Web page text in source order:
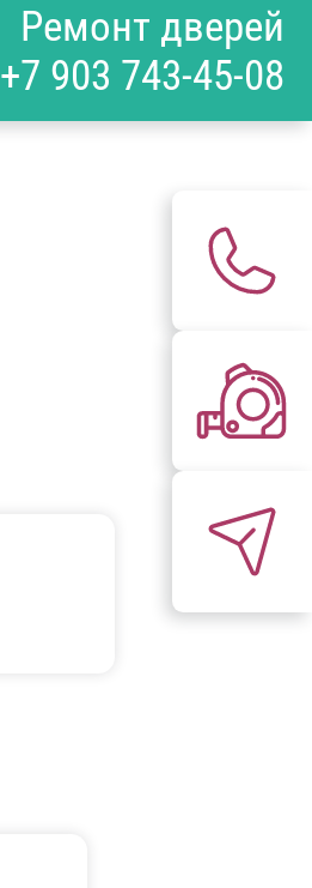
Ремонт дверей
+7 903 743-45-08